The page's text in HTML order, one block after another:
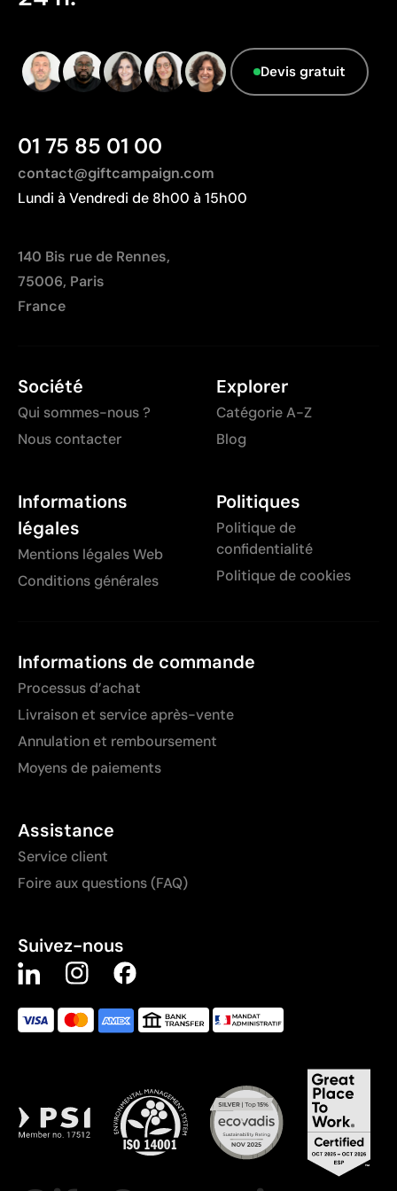
Devis gratuit
01 75 85 01 00
contact@giftcampaign.com
Lundi à Vendredi de 8h00 à 15h00
140 Bis rue de Rennes,
75006, Paris
France
Société
Qui sommes-nous ?
Nous contacter
Explorer
Catégorie A-Z
Blog
Informations
légales
Mentions légales Web
Conditions générales
Politiques
Politique de
confidentialité
Politique de cookies
Informations de commande
Processus d’achat
Livraison et service après-vente
Annulation et remboursement
Moyens de paiements
Assistance
Service client
Foire aux questions (FAQ)
Suivez-nous